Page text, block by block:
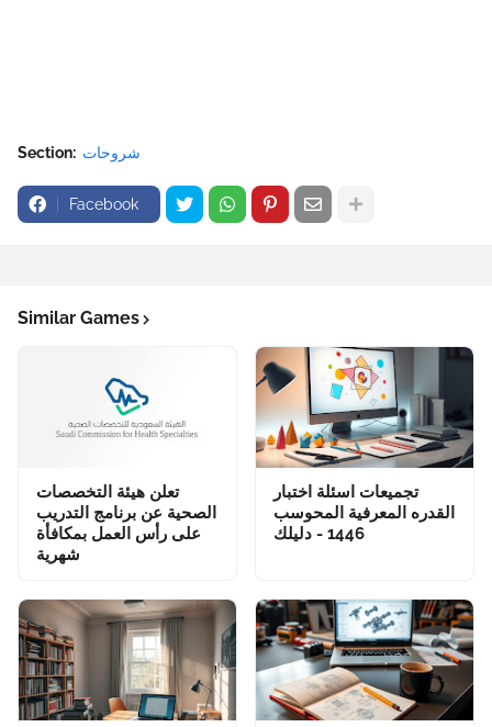
Section: شروحات
Facebook
Similar Games
تعلن هيئة التخصصات
الصحية عن برنامج التدريب
على رأس العمل بمكافأة
شهرية
تجميعات اسئلة اختبار
القدره المعرفية المحوسب
1446 - دليلك